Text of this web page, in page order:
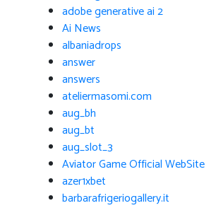
adobe generative ai 2
Ai News
albaniadrops
answer
answers
ateliermasomi.com
aug_bh
aug_bt
aug_slot_3
Aviator Game Official WebSite
azer1xbet
barbarafrigeriogallery.it